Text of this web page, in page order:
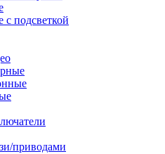
подсветкой
приводами